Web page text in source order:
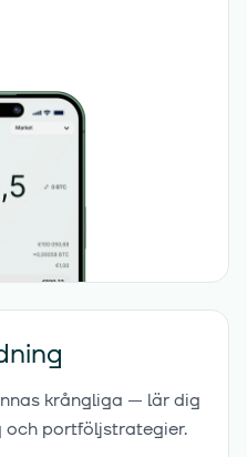
krångliga — lär dig
och portföljstrategier.